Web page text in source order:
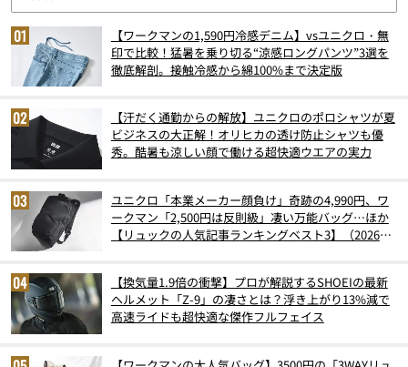
【ワークマンの1,590円冷感デニム】vsユニクロ・無
印で比較！猛暑を乗り切る“涼感ロングパンツ”3選を
徹底解剖。接触冷感から綿100%まで決定版
【汗だく通勤からの解放】ユニクロのポロシャツが夏
ビジネスの大正解！オリヒカの透け防止シャツも優
秀。酷暑も涼しい顔で働ける超快適ウエアの実力
ユニクロ「本業メーカー顔負け」奇跡の4,990円、ワ
ークマン「2,500円は反則級」凄い万能バッグ…ほか
【リュックの人気記事ランキングベスト3】（2026年
【換気量1.9倍の衝撃】プロが解説するSHOEIの最新
ヘルメット「Z-9」の凄さとは？浮き上がり13%減で
高速ライドも超快適な傑作フルフェイス